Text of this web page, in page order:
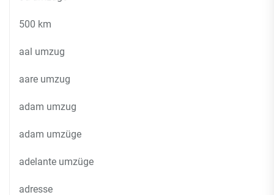
500 km
aal umzug
aare umzug
adam umzug
adam umzüge
adelante umzüge
adresse